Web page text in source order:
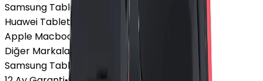
Samsung Tablet
Huawei Tablet
Apple Macbook
Diğer Markalar
Samsung Tablet